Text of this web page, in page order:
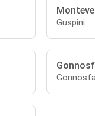
Guspini